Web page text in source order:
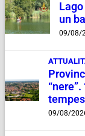
un
09/08/
09/08/